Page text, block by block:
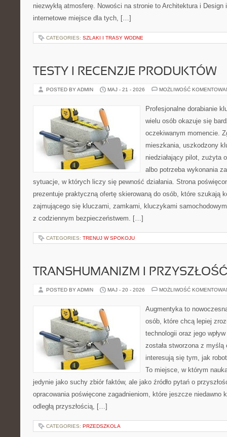
niezwykłą atmosferę. Nowości na stronie to Architektura i Design
internetowe miejsce dla tych, […]
CATEGORIES: SZLAKI I TRASY WODNE
TESTY I RECENZJE PRODUKTÓW
POSTED BY ADMIN MAJ - 21 - 2026 MOŻLIWOŚĆ
Profesjonalne dorabianie
wielu osób okazuje się
oczekiwanym momencie.
mieszkania, uszkodzony
niedziałający pilot, zużyta
albo potrzeba wykonania
sytuacje, w których liczy się pewność działania. Strona
prezentuje praktyczną ofertę skierowaną do osób, które szukają
zajmującego się kluczami, zamkami, kluczykami
z codziennym bezpieczeństwem. […]
CATEGORIES: TRENUJ W SPOKOJU
TRANSHUMANIZM I
POSTED BY ADMIN MAJ - 20 - 2026 MOŻLIWOŚĆ
Augmentyka to
osób, które chcą lepiej
technologii oraz jego
została stworzona z
interesują się tym, jak
To miejsce, w którym
jedynie jako suchy zbiór faktów, ale jako źródło pytań o
opracowania poświęcone zagadnieniom, które jeszcze niedawno
odległą przyszłością, […]
CATEGORIES: PRZEDSZKOLA